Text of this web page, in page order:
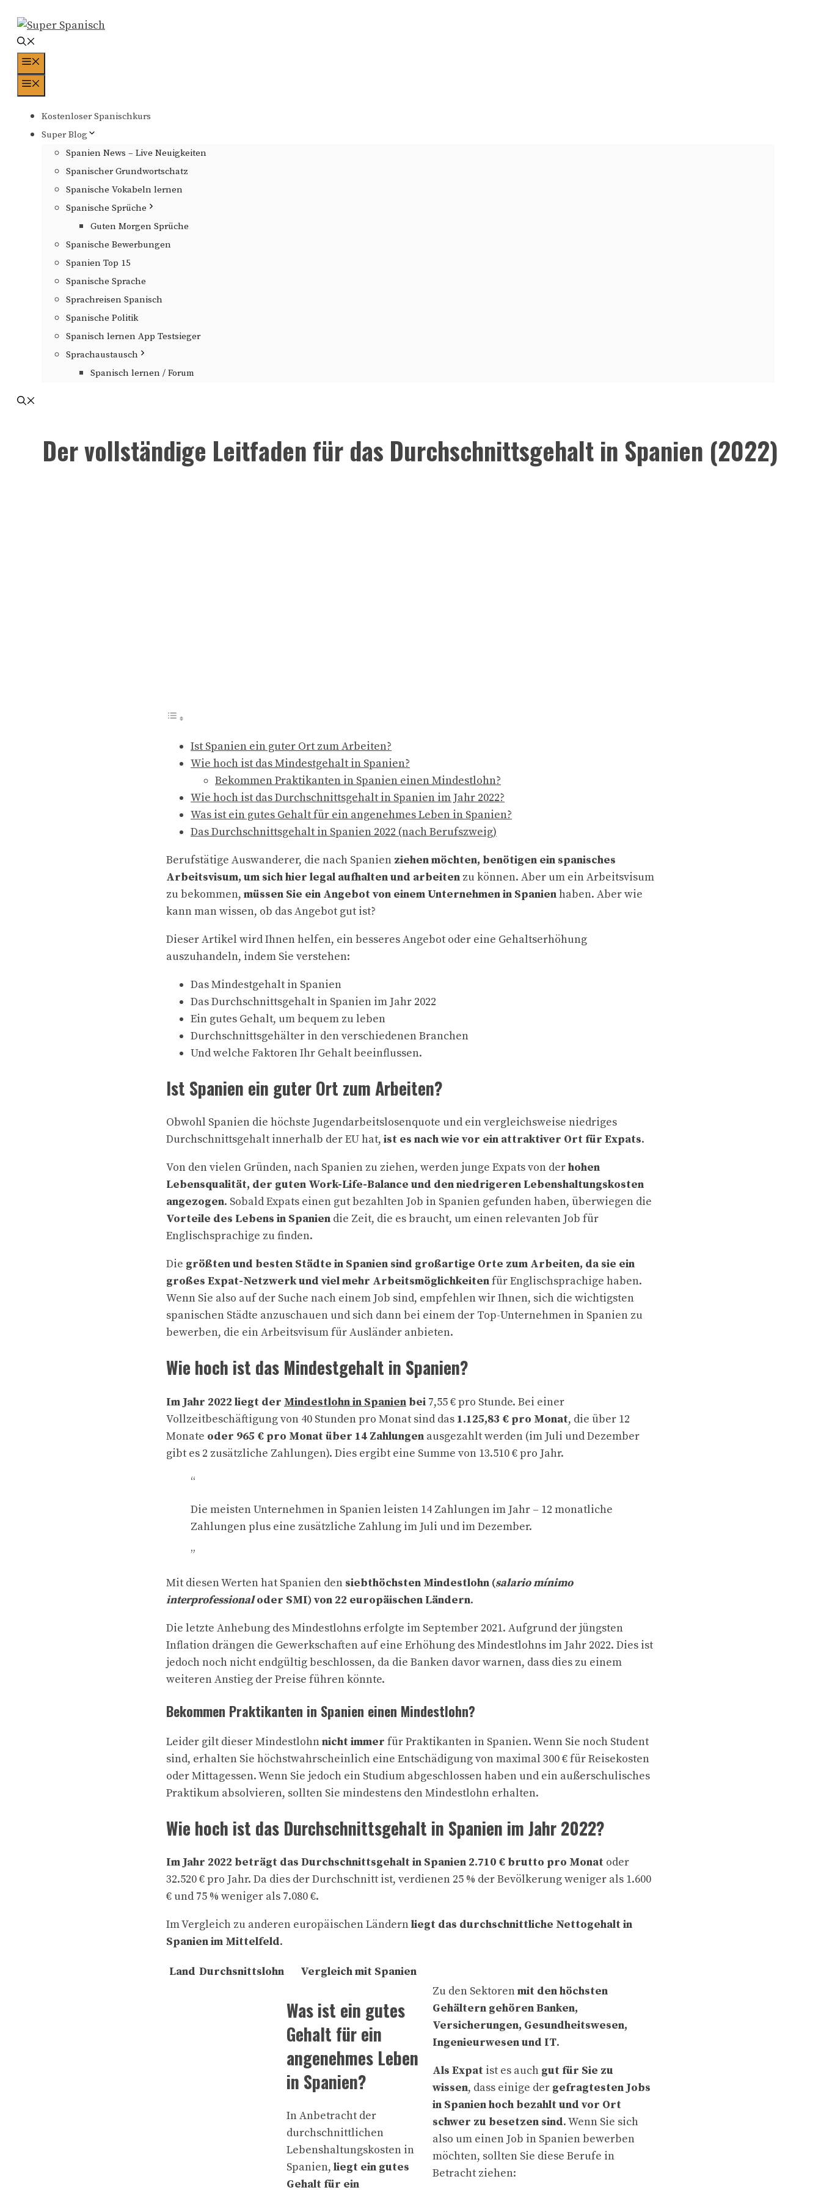
Inhalt
springen
Kostenloser Spanischkurs
Super Blog
Spanien News – Live Neuigkeiten
Spanischer Grundwortschatz
Spanische Vokabeln lernen
Spanische Sprüche
Guten Morgen Sprüche
Spanische Bewerbungen
Spanien Top 15
Spanische Sprache
Sprachreisen Spanisch
Spanische Politik
Spanisch lernen App Testsieger
Sprachaustausch
Spanisch lernen / Forum
Der vollständige Leitfaden für das Durchschnittsgehalt in Spanien (2022)
Ist Spanien ein guter Ort zum Arbeiten?
Wie hoch ist das Mindestgehalt in Spanien?
Bekommen Praktikanten in Spanien einen Mindestlohn?
Wie hoch ist das Durchschnittsgehalt in Spanien im Jahr 2022?
Was ist ein gutes Gehalt für ein angenehmes Leben in Spanien?
Das Durchschnittsgehalt in Spanien 2022 (nach Berufszweig)
Berufstätige Auswanderer, die nach Spanien ziehen möchten, benötigen ein spanisches
Arbeitsvisum, um sich hier legal aufhalten und arbeiten zu können. Aber um ein Arbeitsvisum
zu bekommen, müssen Sie ein Angebot von einem Unternehmen in Spanienhaben. Aber wie
kann man wissen, ob das Angebot gut ist?
Dieser Artikel wird Ihnen helfen, ein besseres Angebot oder eine Gehaltserhöhung
auszuhandeln, indem Sie verstehen:
Das Mindestgehalt in Spanien
Das Durchschnittsgehalt in Spanien im Jahr 2022
Ein gutes Gehalt, um bequem zu leben
Durchschnittsgehälter in den verschiedenen Branchen
Und welche Faktoren Ihr Gehalt beeinflussen.
Ist Spanien ein guter Ort zum Arbeiten?
Obwohl Spanien die höchste Jugendarbeitslosenquote und ein vergleichsweise niedriges
Durchschnittsgehalt innerhalb der EU hat, ist es nach wie vor ein attraktiver Ort für Expats.
Von den vielen Gründen, nach Spanien zu ziehen, werden junge Expats von derhohen
Lebensqualität, der guten Work-Life-Balance und den niedrigeren Lebenshaltungskosten
angezogen. Sobald Expats einen gut bezahlten Job in Spanien gefunden haben, überwiegen die
Vorteile des Lebens in Spanien die Zeit, die es braucht, um einen relevanten Job für
Englischsprachige zu finden.
Die größten und besten Städte in Spanien sind großartige Orte zum Arbeiten, da sie ein
großes Expat-Netzwerk und viel mehr Arbeitsmöglichkeitenfür Englischsprachige haben.
Wenn Sie also auf der Suche nach einem Job sind, empfehlen wir Ihnen, sich die wichtigsten
spanischen Städte anzuschauen und sich dann bei einem der Top-Unternehmen in Spanien zu
bewerben, die ein Arbeitsvisum für Ausländer anbieten.
Wie hoch ist das Mindestgehalt in Spanien?
Im Jahr 2022 liegt der Mindestlohn in Spanien bei 7,55 € pro Stunde. Bei einer
Vollzeitbeschäftigung von 40 Stunden pro Monat sind das 1.125,83 € pro Monat, die über 12
Monate oder 965 € pro Monat über 14 Zahlungen ausgezahlt werden (im Juli und Dezember
gibt es 2 zusätzliche Zahlungen). Dies ergibt eine Summe von 13.510 € pro Jahr.
“
Die meisten Unternehmen in Spanien leisten 14 Zahlungen im Jahr – 12 monatliche
Zahlungen plus eine zusätzliche Zahlung im Juli und im Dezember.
”
Mit diesen Werten hat Spanien den siebthöchsten Mindestlohn (salario mínimo
interprofessionaloder SMI) von 22 europäischen Ländern.
Die letzte Anhebung des Mindestlohns erfolgte im September 2021. Aufgrund der jüngsten
Inflation drängen die Gewerkschaften auf eine Erhöhung des Mindestlohns im Jahr 2022. Dies ist
jedoch noch nicht endgültig beschlossen, da die Banken davor warnen, dass dies zu einem
weiteren Anstieg der Preise führen könnte.
Bekommen Praktikanten in Spanien einen Mindestlohn?
Leider gilt dieser Mindestlohnnicht immer für Praktikanten in Spanien. Wenn Sie noch Student
sind, erhalten Sie höchstwahrscheinlich eine Entschädigung von maximal 300 € für Reisekosten
oder Mittagessen. Wenn Sie jedoch ein Studium abgeschlossen haben und ein außerschulisches
Praktikum absolvieren, sollten Sie mindestens den Mindestlohn erhalten.
Wie hoch ist das Durchschnittsgehalt in Spanien im Jahr 2022?
Im Jahr 2022 beträgt das Durchschnittsgehalt in Spanien 2.710 € brutto pro Monat oder
32.520 € pro Jahr. Da dies der Durchschnitt ist, verdienen 25 % der Bevölkerung weniger als 1.600
€ und 75 % weniger als 7.080 €.
Im Vergleich zu anderen europäischen Ländernliegt das durchschnittliche Nettogehalt in
Spanien im Mittelfeld.
Land Durchsnittslohn Vergleich mit Spanien
Was ist ein gutes
Gehalt für ein
angenehmes Leben
in Spanien?
In Anbetracht der
durchschnittlichen
Lebenshaltungskosten in
Spanien, liegt ein gutes
Gehalt für ein
Zu den Sektorenmit den höchsten
Gehältern gehören Banken,
Versicherungen, Gesundheitswesen,
Ingenieurwesen und IT.
Als Expat ist es auch gut für Sie zu
wissen, dass einige der gefragtesten Jobs
in Spanien hoch bezahlt und vor Ort
schwer zu besetzen sind. Wenn Sie sich
also um einen Job in Spanien bewerben
möchten, sollten Sie diese Berufe in
Betracht ziehen: